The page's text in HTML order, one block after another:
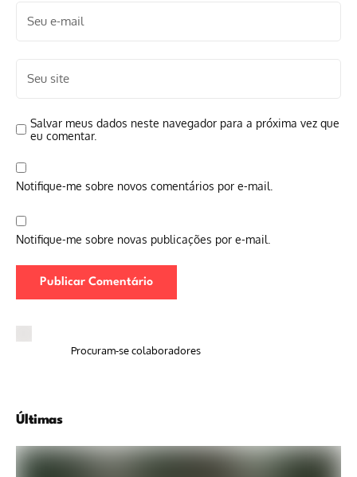
Salvar meus dados neste navegador para a próxima vez que
eu comentar.
Notifique-me sobre novos comentários por e-mail.
Notifique-me sobre novas publicações por e-mail.
Procuram-se colaboradores
Últimas